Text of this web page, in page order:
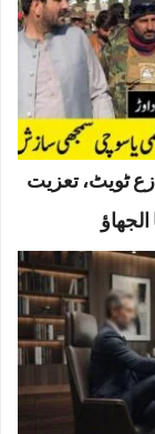
ٹویٹ، تعزیت